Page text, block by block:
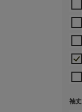
袖丈